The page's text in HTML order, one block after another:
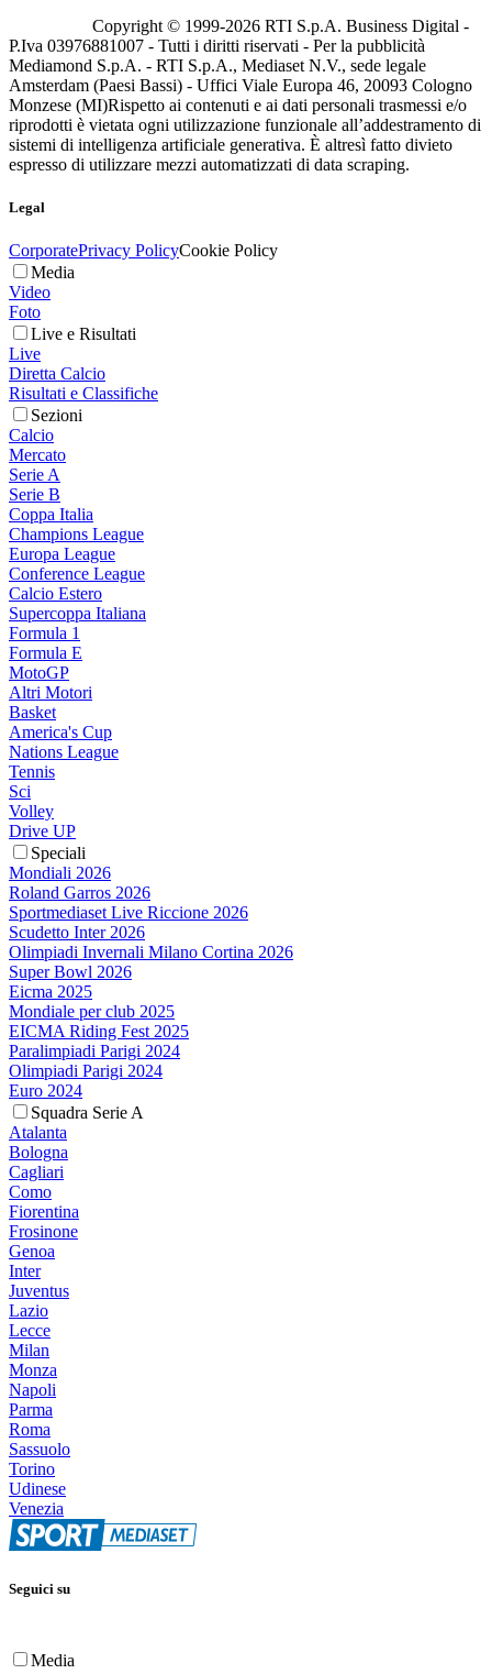
Copyright © 1999-2026 RTI S.p.A. Business Digital -
P.Iva 03976881007 - Tutti i diritti riservati - Per la pubblicità
Mediamond S.p.A. - RTI S.p.A., Mediaset N.V., sede legale
Amsterdam (Paesi Bassi) - Uffici Viale Europa 46, 20093 Cologno
Monzese (MI)Rispetto ai contenuti e ai dati personali trasmessi e/o
riprodotti è vietata ogni utilizzazione funzionale all’addestramento di
sistemi di intelligenza artificiale generativa. È altresì fatto divieto
espresso di utilizzare mezzi automatizzati di data scraping.
Legal
CorporatePrivacy PolicyCookie Policy
Media
Video
Foto
Live e Risultati
Live
Diretta Calcio
Risultati e Classifiche
Sezioni
Calcio
Mercato
Serie A
Serie B
Coppa Italia
Champions League
Europa League
Conference League
Calcio Estero
Supercoppa Italiana
Formula 1
Formula E
MotoGP
Altri Motori
Basket
America's Cup
Nations League
Tennis
Sci
Volley
Drive UP
Speciali
Mondiali 2026
Roland Garros 2026
Sportmediaset Live Riccione 2026
Scudetto Inter 2026
Olimpiadi Invernali Milano Cortina 2026
Super Bowl 2026
Eicma 2025
Mondiale per club 2025
EICMA Riding Fest 2025
Paralimpiadi Parigi 2024
Olimpiadi Parigi 2024
Euro 2024
Squadra Serie A
Atalanta
Bologna
Cagliari
Como
Fiorentina
Frosinone
Genoa
Inter
Juventus
Lazio
Lecce
Milan
Monza
Napoli
Parma
Roma
Sassuolo
Torino
Udinese
Venezia
Seguici su
Media